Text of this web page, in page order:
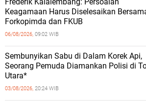
Keagamaan Harus Diselesaikan
Forkopimda dan FKUB
06/08/2026, 09:02 WIB
Sembunyikan Sabu di Dalam Korek Api,
Seorang Pemuda Diamankan Polisi di
Utara*
03/08/2026, 20:24 WIB